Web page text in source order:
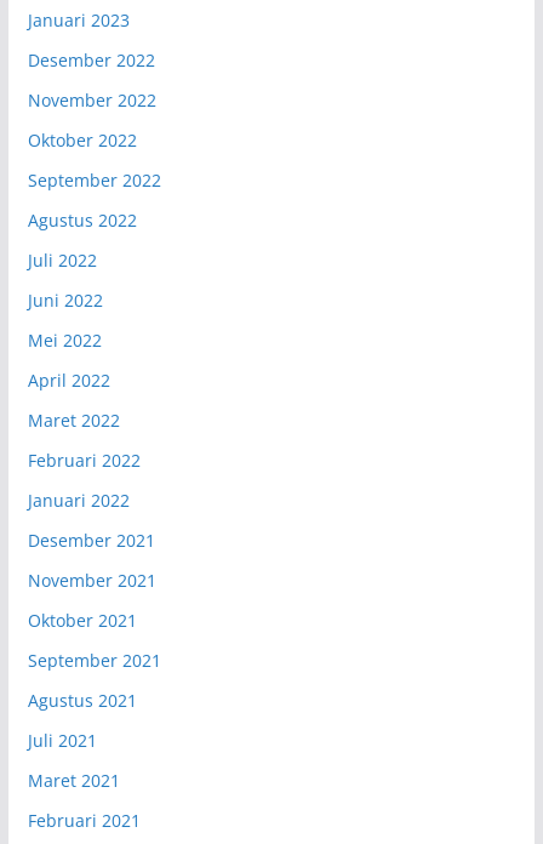
Januari 2023
Desember 2022
November 2022
Oktober 2022
September 2022
Agustus 2022
Juli 2022
Juni 2022
Mei 2022
April 2022
Maret 2022
Februari 2022
Januari 2022
Desember 2021
November 2021
Oktober 2021
September 2021
Agustus 2021
Juli 2021
Maret 2021
Februari 2021